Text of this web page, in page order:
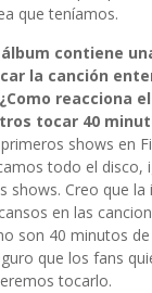
que teníamos.
contiene
la canción
reacciona
tocar 40
shows en
todo el disco,
shows. Creo que
en las
son 40 minutos
que los fans
tocarlo.